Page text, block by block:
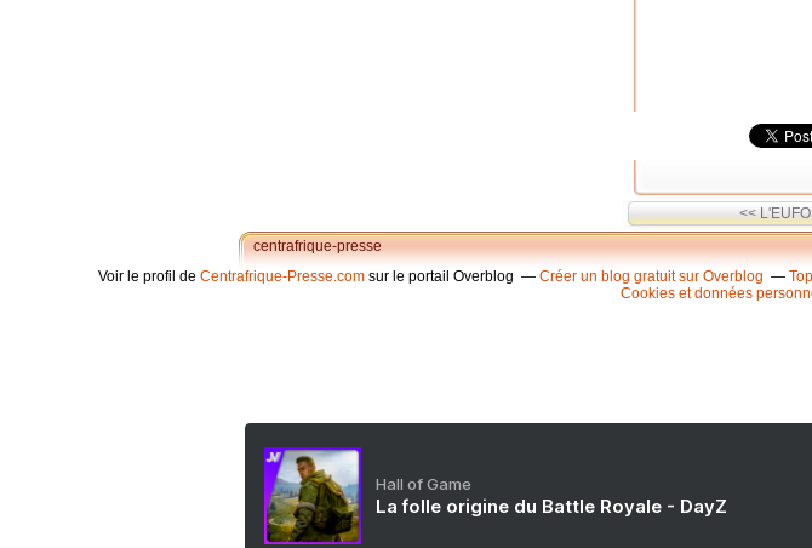
<<
centrafrique-presse
Voir le profil de Centrafrique-Presse.com sur le portail Overblog Créer un blog gratuit sur Overblog
Cookies et données
Hall of Game
La folle origine du Battle Royale - DayZ